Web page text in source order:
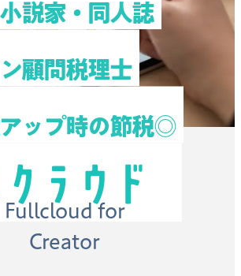
説家・同人誌
顧問税理士
ップ時の節税◎
Fullcloud for
Creator